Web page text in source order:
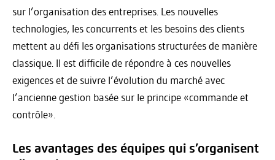
sur l’organisation des entreprises. Les nouvelles
technologies, les concurrents et les besoins des clients
mettent au défi les organisations structurées de manière
classique. Il est difficile de répondre à ces nouvelles
exigences et de suivre l’évolution du marché avec
l’ancienne gestion basée sur le principe «commande et
contrôle».
Les avantages des équipes qui s’organisent